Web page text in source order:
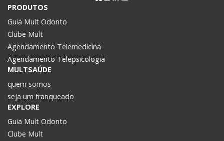
PRODUTOS
Guia Mult Odonto
Clube Mult
Agendamento Telemedicina
Agendamento Telepsicologia
MULTSAÚDE
quem somos
seja um franqueado
EXPLORE
Guia Mult Odonto
Clube Mult